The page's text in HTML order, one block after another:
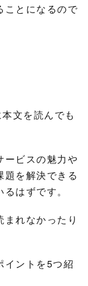
ことになるので
文を読んでも
ービスの魅力や
題を解決できる
はずです。
れなかったり
イントを5つ紹